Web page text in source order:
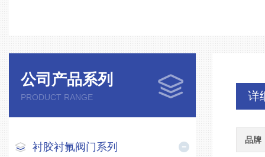
公司产品系列
PRODUCT RANGE
衬胶衬氟阀门系列
详
品牌